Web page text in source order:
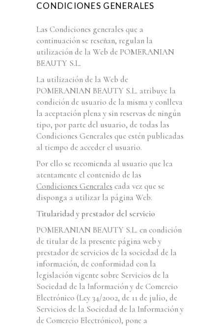
CONDICIONES GENERALES
Las Condiciones generales que a
continuación se reseñan, regulan la
utilización de la Web de POMERANIAN
BEAUTY S.L.
La utilización de la Web de
POMERANIAN BEAUTY S.L. atribuye la
condición de usuario de la misma y conlleva
la aceptación plena y sin reservas de ningún
tipo, por parte del usuario, de todas las
Condiciones Generales que estén publicadas
al tiempo de acceder el usuario.
Por ello se recomienda al usuario que lea
atentamente el contenido de las
Condiciones Generales cada vez que se
disponga a utilizar la página Web.
Titularidad y prestador del servicio
POMERANIAN BEAUTY S.L. en condición
de titular de la presente página web y
prestador de servicios de la sociedad de la
información, de conformidad con la
legislación vigente sobre Servicios de la
Sociedad de la Información y de Comercio
Electrónico (Ley 34/2002, de 11 de julio, de
Servicios de la Sociedad de la Información y
de Comercio Electrónico), pone a